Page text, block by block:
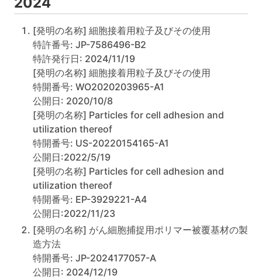
[発明の名称] 細胞接着用粒子及びその使用
特許番号: JP-7586496-B2
特許発行日: 2024/11/19
[発明の名称] 細胞接着用粒子及びその使用
特開番号: WO2020203965-A1
公開日: 2020/10/8
[発明の名称] Particles for cell adhesion and
utilization thereof
特開番号: US-20220154165-A1
公開日:2022/5/19
[発明の名称] Particles for cell adhesion and
utilization thereof
特開番号: EP-3929221-A4
公開日:2022/11/23
[発明の名称] がん細胞捕捉用ポリマー被覆基材の製
造方法
特開番号: JP-2024177057-A
公開日: 2024/12/19